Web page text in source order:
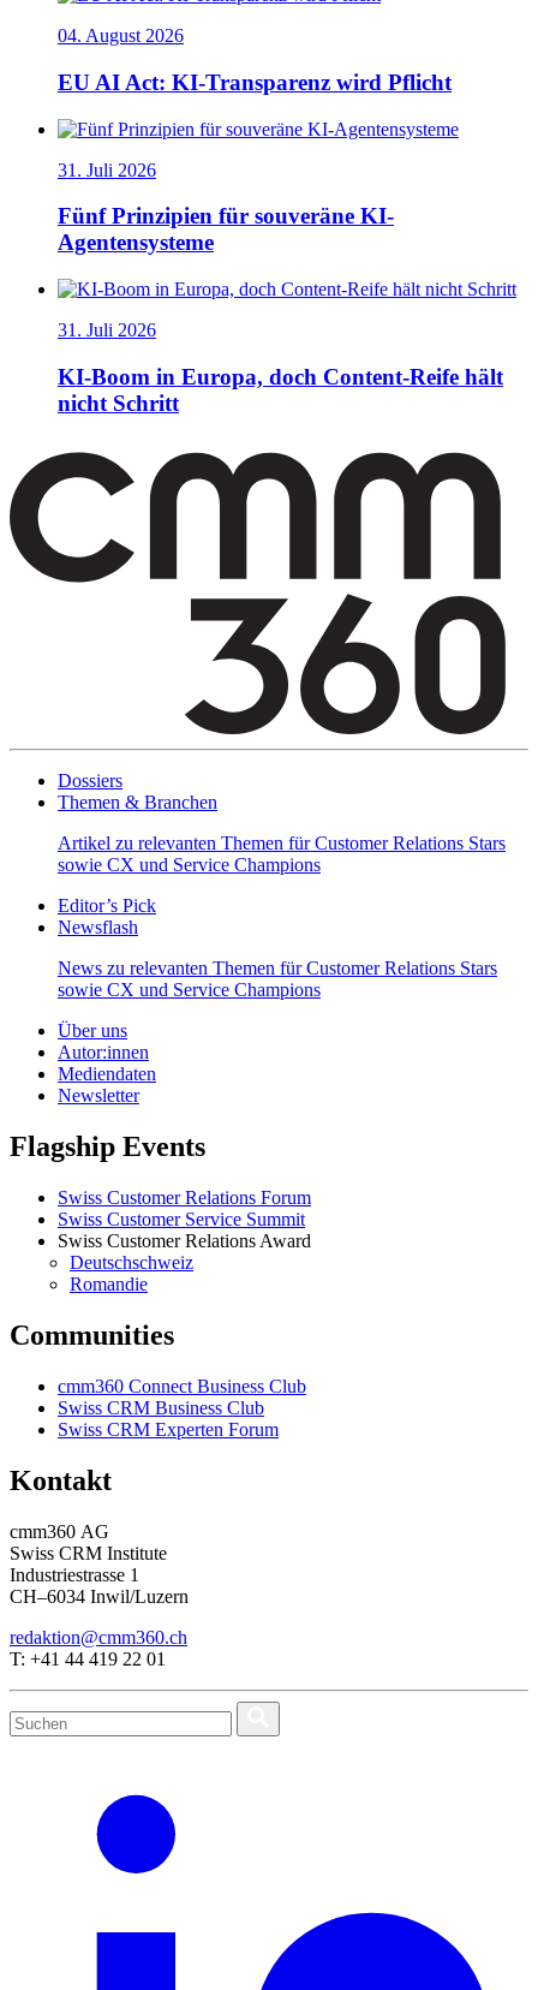
04. August 2026
EU AI Act: KI-Transparenz wird Pflicht
31. Juli 2026
Fünf Prinzipien für souveräne KI-
Agentensysteme
31. Juli 2026
KI-Boom in Europa, doch Content-Reife hält
nicht Schritt
Dossiers
Themen & Branchen
Artikel zu relevanten Themen für Customer Relations Stars
sowie CX und Service Champions
Editor’s Pick
Newsflash
News zu relevanten Themen für Customer Relations Stars
sowie CX und Service Champions
Über uns
Autor:innen
Mediendaten
Newsletter
Flagship Events
Swiss Customer Relations Forum
Swiss Customer Service Summit
Swiss Customer Relations Award
Deutschschweiz
Romandie
Communities
cmm360 Connect Business Club
Swiss CRM Business Club
Swiss CRM Experten Forum
Kontakt
cmm360 AG
Swiss CRM Institute
Industriestrasse 1
CH–6034 Inwil/Luzern
redaktion@cmm360.ch
T: +41 44 419 22 01